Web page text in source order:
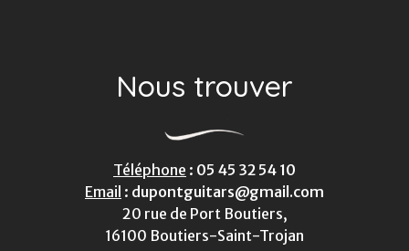
Nous trouver
Téléphone : 05 45 32 54 10
Email : dupontguitars@gmail.com
20 rue de Port Boutiers,
16100 Boutiers-Saint-Trojan